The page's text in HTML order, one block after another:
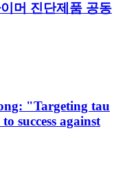
머 진단제품 공동
"Targeting tau
success against